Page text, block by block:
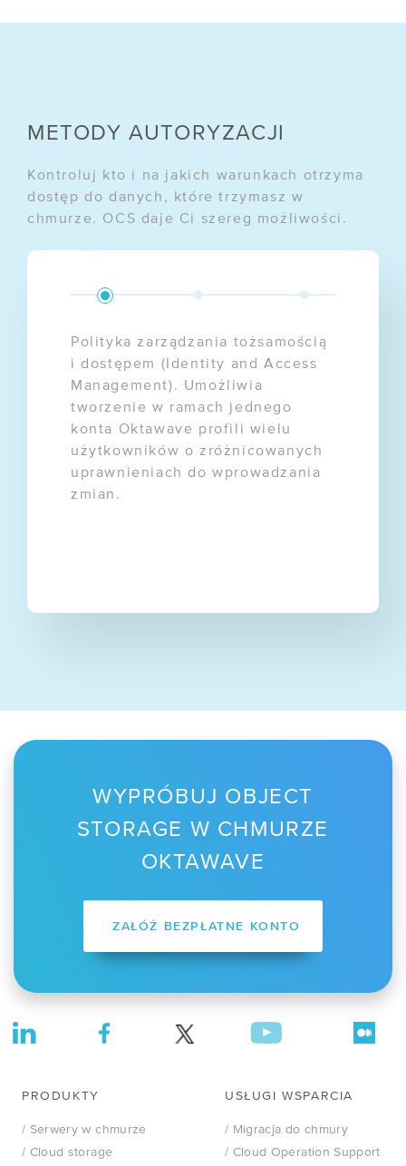
kontroluje Twoje dane?
NIS 2 i UKSC
METODY AUTORYZACJI
Kontroluj kto i na jakich warunkach otrzyma
dostęp do danych, które trzymasz w
chmurze. OCS daje Ci szereg możliwości.
Polityka zarządzania tożsamością
i dostępem (Identity and Access
Management). Umożliwia
tworzenie w ramach jednego
konta Oktawave profili wielu
użytkowników o zróżnicowanych
uprawnieniach do wprowadzania
zmian.
WYPRÓBUJ OBJECT
STORAGE W CHMURZE
OKTAWAVE
ZAŁÓŻ BEZPŁATNE KONTO
PRODUKTY
/ Serwery w chmurze
/ Cloud storage
USŁUGI WSPARCIA
/ Migracja do chmury
/ Cloud Operation Support